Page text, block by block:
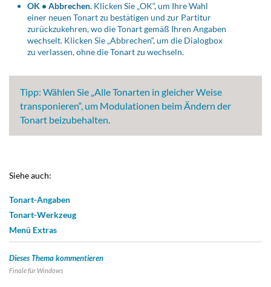
OK • Abbrechen. Klicken Sie „OK“, um Ihre Wahl
einer neuen Tonart zu bestätigen und zur Partitur
zurückzukehren, wo die Tonart gemäß Ihren Angaben
wechselt. Klicken Sie „Abbrechen“, um die Dialogbox
zu verlassen, ohne die Tonart zu wechseln.
Tipp: Wählen Sie „Alle Tonarten in gleicher Weise
transponieren“, um Modulationen beim Ändern der
Tonart beizubehalten.
Siehe auch:
Tonart-Angaben
Tonart-Werkzeug
Menü Extras
Dieses Thema kommentieren
Finale fürWindows